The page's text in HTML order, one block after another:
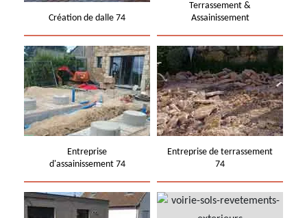
Création de dalle 74
Terrassement &
Assainissement
Entreprise
d'assainissement 74
Entreprise de terrassement
74